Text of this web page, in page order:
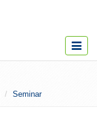
Toggle
Seminar